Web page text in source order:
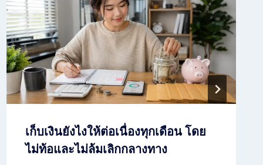
เก็บเงินยังไงให้ต่อเนื่องทุกเดือน โดย
ไม่ท้อและไม่ล้มเลิกกลางทาง